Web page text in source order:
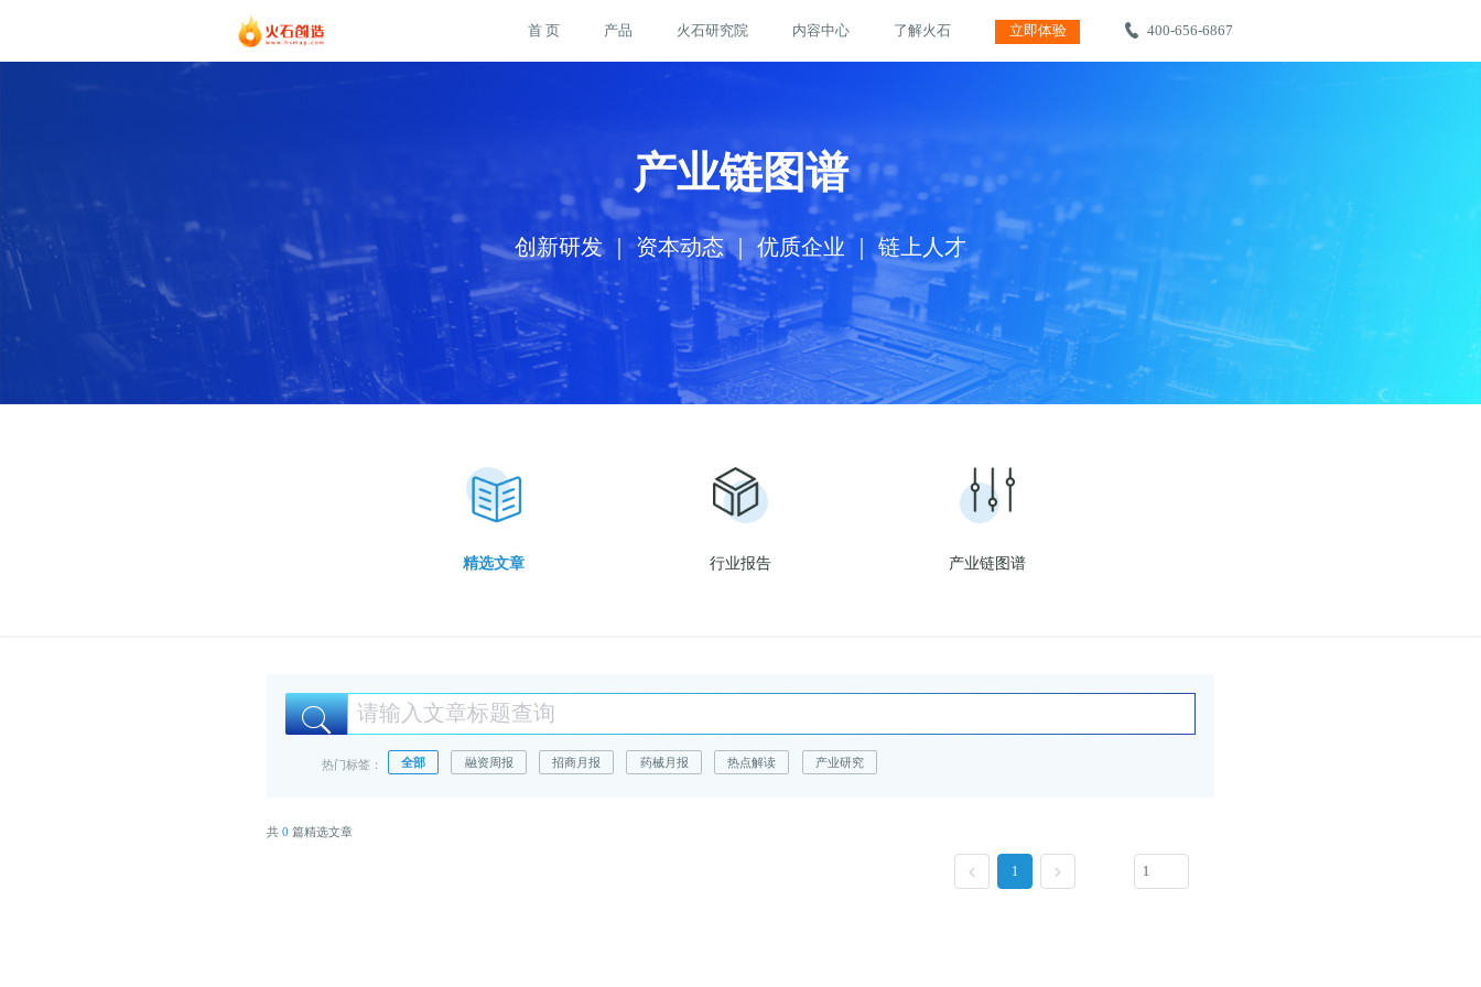
首 页 产品 火石研究院 内容中心 了解火石 立即体验 400-656-6867
产业链图谱
创新研发 ｜ 资本动态 ｜ 优质企业 ｜ 链上人才
精选文章 行业报告 产业链图谱
热门标签： 全部 融资周报 招商月报 药械月报 热点解读 产业研究
共 0 篇精选文章
1